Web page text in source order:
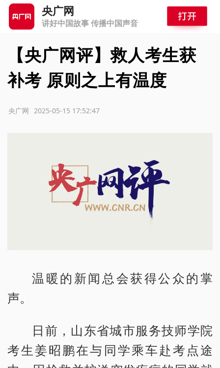
央广网
讲好中国故事 传播中国声音
【央广网评】救人考生获
补考 原则之上有温度
2025-05-15 17:52:47
央广网
温暖的新闻总会获得公众的掌
声。
日前，山东省城市服务技师学院
考生姜昭鹏在与同学乘车赴考点途